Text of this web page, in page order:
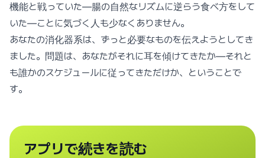
機能と戦っていた—腸の自然なリズムに逆らう食べ方をして
いた—ことに気づく人も少なくありません。
あなたの消化器系は、ずっと必要なものを伝えようとしてき
ました。問題は、あなたがそれに耳を傾けてきたか—それと
も誰かのスケジュールに従ってきただけか、ということで
す。
アプリで続きを読む